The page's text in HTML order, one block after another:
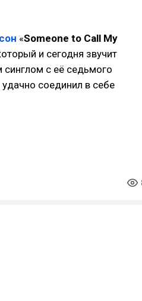
«Someone to Call My
и сегодня звучит
синглом с её седьмого
соединил в себе